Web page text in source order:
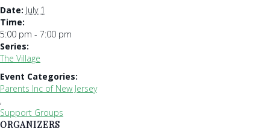
Date: July 1
Time:
5:00 pm - 7:00 pm
Series:
The Village
Event Categories:
Parents Inc of New Jersey
,
Support Groups
ORGANIZERS